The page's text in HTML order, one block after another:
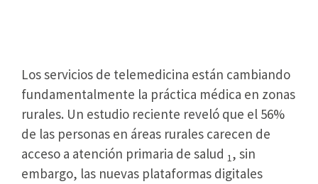
Los servicios de telemedicina están cambiando
fundamentalmente la práctica médica en zonas
rurales. Un estudio reciente reveló que el 56%
de las personas en áreas rurales carecen de
acceso a atención primaria de salud 1, sin
embargo, las nuevas plataformas digitales